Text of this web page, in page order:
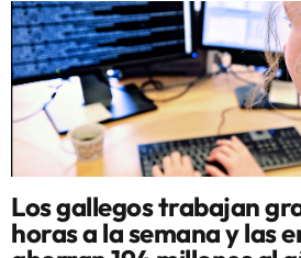
Los gallegos trabajan
horas a la semana y las